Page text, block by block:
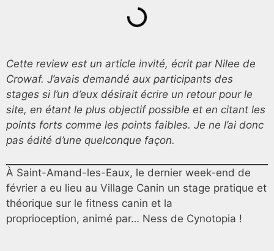
Cette review est un article invité, écrit par Nilee de
Crowaf. J’avais demandé aux participants des
stages si l’un d’eux désirait écrire un retour pour le
site, en étant le plus objectif possible et en citant les
points forts comme les points faibles. Je ne l’ai donc
pas édité d’une quelconque façon.
À Saint-Amand-les-Eaux, le dernier week-end de
février a eu lieu au Village Canin un stage pratique et
théorique sur le fitness canin et la
proprioception, animé par… Ness de Cynotopia !